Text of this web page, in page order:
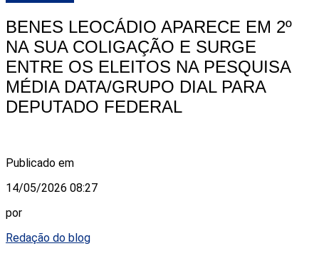
BENES LEOCÁDIO APARECE EM 2º
NA SUA COLIGAÇÃO E SURGE
ENTRE OS ELEITOS NA PESQUISA
MÉDIA DATA/GRUPO DIAL PARA
DEPUTADO FEDERAL
Publicado em
14/05/2026 08:27
por
Redação do blog